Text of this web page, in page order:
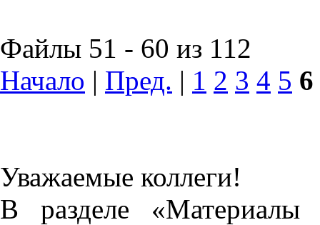
Файлы 51 - 60 из 112
Начало | Пред. | 1 2 3 4 5 6
Уважаемые коллеги!
В разделе «Материалы